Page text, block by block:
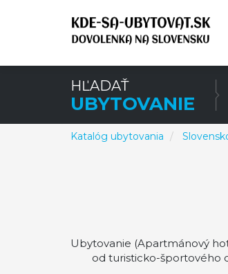
HĽADAŤ
UBYTOVANIE
Katalóg ubytovania
Ubytovanie (Apartmánový
od turisticko-športového